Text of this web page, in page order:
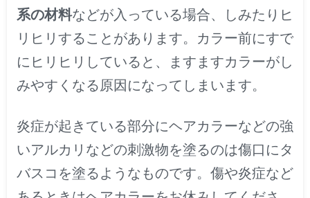
系の材料などが入っている場合、しみたりヒ
リヒリすることがあります。カラー前にすで
にヒリヒリしていると、ますますカラーがし
みやすくなる原因になってしまいます。
炎症が起きている部分にヘアカラーなどの強
いアルカリなどの刺激物を塗るのは傷口にタ
バスコを塗るようなものです。傷や炎症など